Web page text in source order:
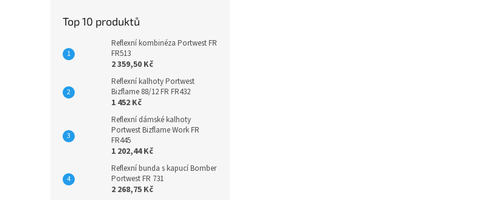
Top 10 produktů
Reflexní kombinéza Portwest FR
FR513
2 359,50 Kč
Reflexní kalhoty Portwest
Bizflame 88/12 FR FR432
1 452 Kč
Reflexní dámské kalhoty
Portwest Bizflame Work FR
FR445
1 202,44 Kč
Reflexní bunda s kapucí Bomber
Portwest FR 731
2 268,75 Kč